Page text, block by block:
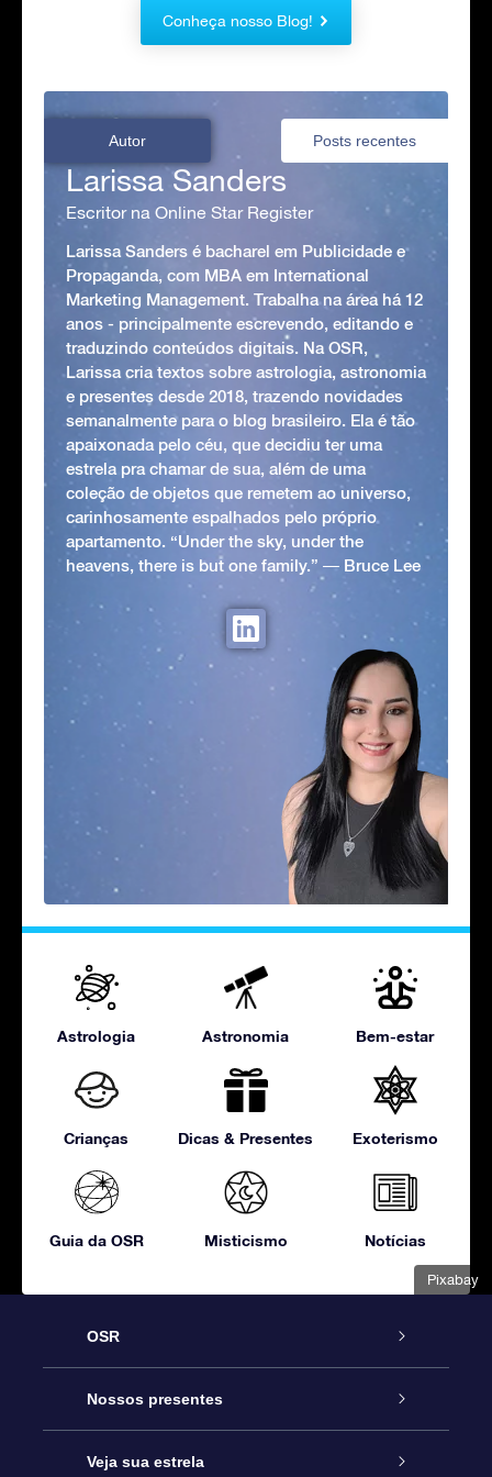
Pixabay
Conheça nosso Blog!
Autor Posts recentes
Larissa Sanders
Escritor na Online Star Register
Larissa Sanders é bacharel em Publicidade e
Propaganda, com MBA em International
Marketing Management. Trabalha na área há 12
anos - principalmente escrevendo, editando e
traduzindo conteúdos digitais. Na OSR,
Larissa cria textos sobre astrologia, astronomia
e presentes desde 2018, trazendo novidades
semanalmente para o blog brasileiro. Ela é tão
apaixonada pelo céu, que decidiu ter uma
estrela pra chamar de sua, além de uma
coleção de objetos que remetem ao universo,
carinhosamente espalhados pelo próprio
apartamento. “Under the sky, under the
heavens, there is but one family.” ― Bruce Lee
Astrologia Astronomia Bem-estar
Crianças Dicas & Presentes Exoterismo
Guia da OSR Misticismo Notícias
OSR
Serviço
Entre em contato conosco
Nossos presentes
Presente estrelar on-line
Veja sua estrela